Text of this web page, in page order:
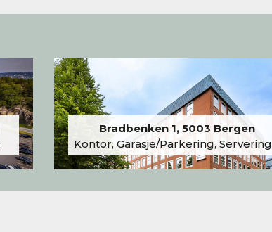
Bradbenken 1, 5003 Bergen
Kontor, Garasje/Parkering, Serveringslokale/Kantine, Undervisning/Arrangement